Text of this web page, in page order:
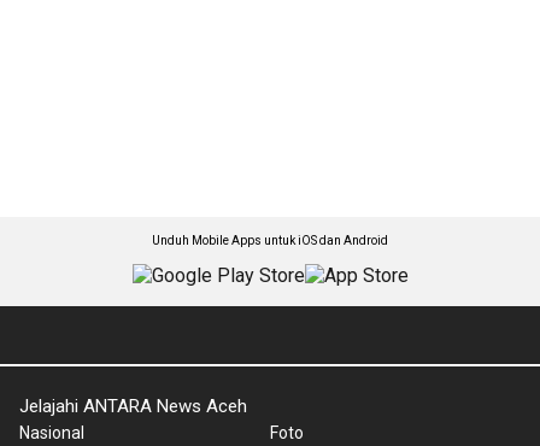
Unduh Mobile Apps untuk iOS dan Android
Jelajahi ANTARA News Aceh
Nasional Foto